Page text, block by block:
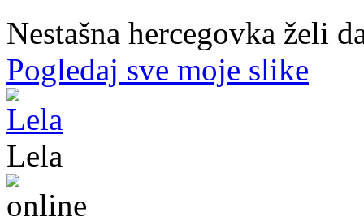
Nestašna hercegovka želi
Pogledaj sve moje slike
Lela